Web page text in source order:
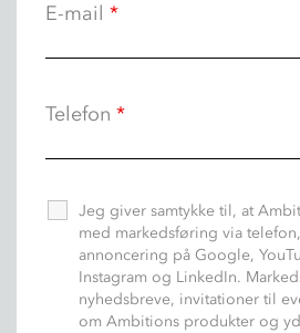
E-mail *
Telefon *
Jeg giver samtykke til, at
med markedsføring via
annoncering på Google,
Instagram og LinkedIn.
nyhedsbreve, invitationer til
om Ambitions produkter og